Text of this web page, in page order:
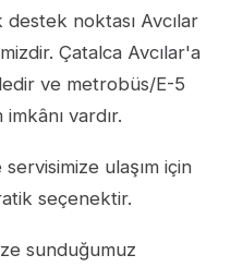
noktası Avcılar
Çatalca Avcılar'a
ve metrobüs/E-5
vardır.
ulaşım için
seçenektir.
sunduğumuz